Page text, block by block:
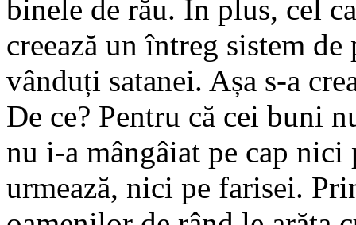
binele de rău. În plus, cel
creează un întreg sistem
vânduți satanei. Așa s-a
De ce? Pentru că cei buni
nu i-a mângâiat pe cap nici
urmează, nici pe farisei.